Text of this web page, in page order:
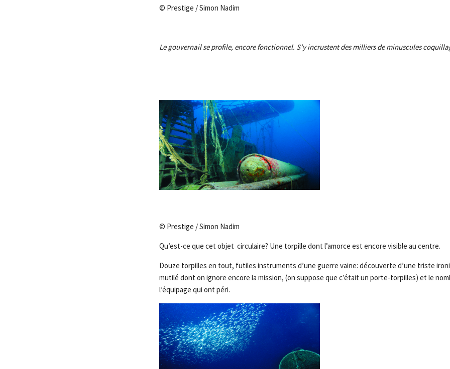
© Prestige / Simon Nadim
Le gouvernail se profile, encore fonctionnel. S’y incrustent des milliers de minuscules
© Prestige / Simon Nadim
Qu’est-ce que cet objet circulaire? Une torpille dont l’amorce est encore visible au centre.
Douze torpilles en tout, futiles instruments d’une guerre vaine: découverte d’une triste
mutilé dont on ignore encore la mission, (on suppose que c’était un porte-torpilles) et le
l’équipage qui ont péri.